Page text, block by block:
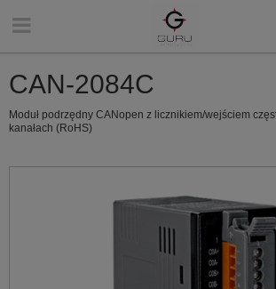
CAN-2084C
Moduł podrzędny CANopen z licznikiem/wejściem
kanałach (RoHS)